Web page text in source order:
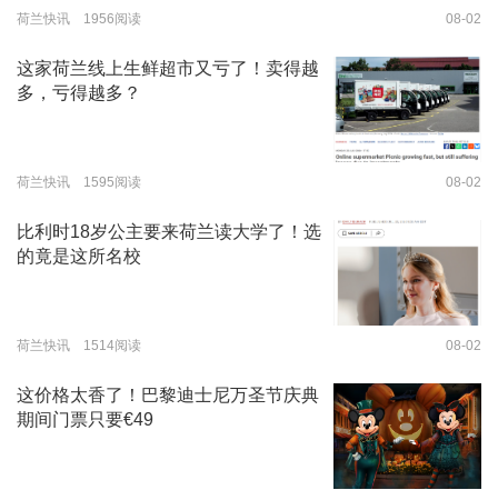
荷兰快讯 1956阅读 08-02
这家荷兰线上生鲜超市又亏了！卖得越
多，亏得越多？
荷兰快讯 1595阅读 08-02
比利时18岁公主要来荷兰读大学了！选
的竟是这所名校
荷兰快讯 1514阅读 08-02
这价格太香了！巴黎迪士尼万圣节庆典
期间门票只要€49